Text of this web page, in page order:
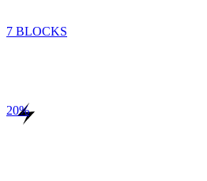
7 BLOCKS
20%